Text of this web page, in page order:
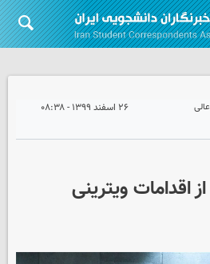
۲۶ اسفند ۱۳۹۹ - ۰۸:۳۸
ویترینی